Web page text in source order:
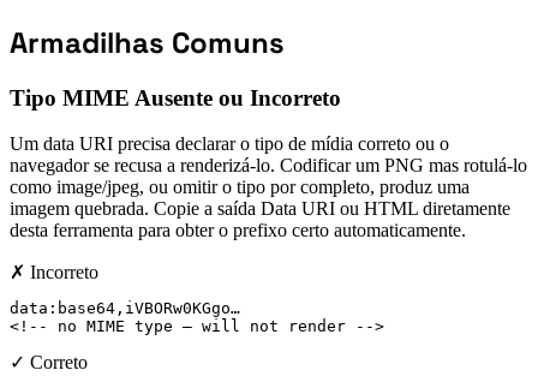
Armadilhas Comuns
Tipo MIME Ausente ou Incorreto
Um data URI precisa declarar o tipo de mídia correto ou o
navegador se recusa a renderizá-lo. Codificar um PNG mas rotulá-lo
como image/jpeg, ou omitir o tipo por completo, produz uma
imagem quebrada. Copie a saída Data URI ou HTML diretamente
desta ferramenta para obter o prefixo certo automaticamente.
✗ Incorreto
data:base64,iVBORw0KGgo…
<!-- no MIME type — will not render -->
✓ Correto